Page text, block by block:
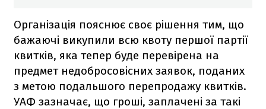
Організація пояснює своє рішення тим, що
бажаючі викупили всю квоту першої партії
квитків, яка тепер буде перевірена на
предмет недобросовісних заявок, поданих
з метою подальшого перепродажу квитків.
УАФ зазначає, що гроші, заплачені за такі